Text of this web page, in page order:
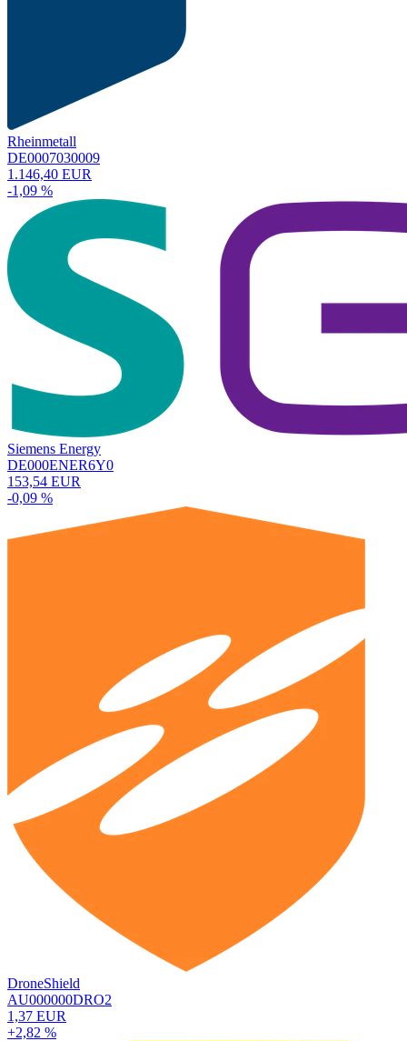
Rheinmetall
DE0007030009
1.146,40 EUR
-1,09 %
Siemens Energy
DE000ENER6Y0
153,54 EUR
-0,09 %
DroneShield
AU000000DRO2
1,37 EUR
+2,82 %